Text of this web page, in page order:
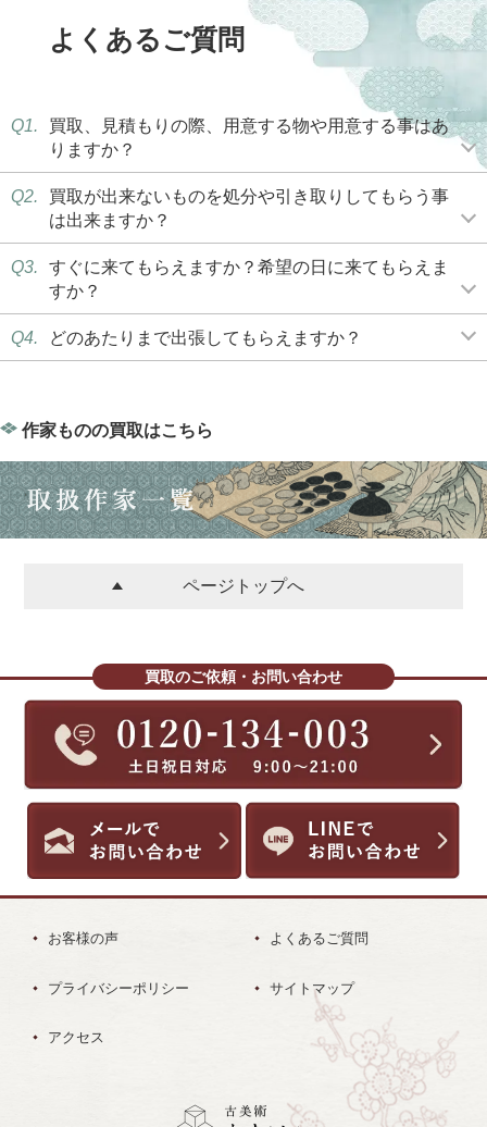
よくあるご質問
Q1.
買取、見積もりの際、用意する物や用意する事はあ
りますか？
Q2.
買取が出来ないものを処分や引き取りしてもらう事
は出来ますか？
Q3.
すぐに来てもらえますか？希望の日に来てもらえま
すか？
Q4. どのあたりまで出張してもらえますか？
作家ものの買取はこちら
ページトップへ
買取のご依頼・お問い合わせ
お客様の声 よくあるご質問
プライバシーポリシー サイトマップ
アクセス